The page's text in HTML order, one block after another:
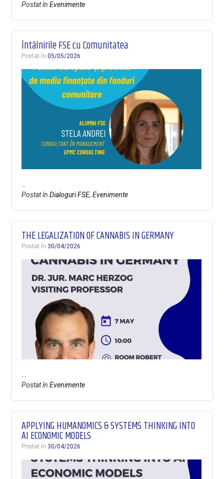
Postat înEvenimente
Întâlnirile FSE cu Comunitatea
Postat în05/05/2026
Postat înDialoguri FSE,Evenimente
THE LEGALIZATION OF CANNABIS IN GERMANY
Postat în 30/04/2026
Postat înEvenimente
APPLYING HUMANOMICS & SYSTEMS THINKING INTO
AI ECONOMIC MODELS
Postat în 30/04/2026